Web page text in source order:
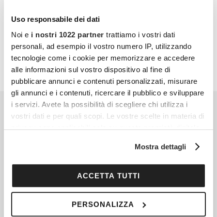
Uso responsabile dei dati
Noi e i nostri 1022 partner trattiamo i vostri dati
personali, ad esempio il vostro numero IP, utilizzando
tecnologie come i cookie per memorizzare e accedere
alle informazioni sul vostro dispositivo al fine di
pubblicare annunci e contenuti personalizzati, misurare
gli annunci e i contenuti, ricercare il pubblico e sviluppare
i servizi. Avete la possibilità di scegliere chi utilizza i
vostri dati e per quali scopi. Le vostre scelte in materia di
privacy sono applicabili solo su questa proprietà digitale
modificare o revocare il proprio consenso in qualsiasi
momento dalla Dichiarazione sui cookie o facendo clic
sull'icona di attivazione della privacy.
raccogliere informazioni sulla tua posizione
Mostra dettagli
ACCETTA TUTTI
PERSONALIZZA
PARTECIPA ANCHE TU